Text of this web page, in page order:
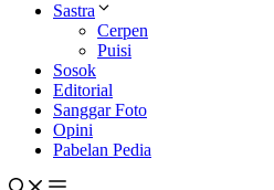
Sastra
Cerpen
Puisi
Sosok
Editorial
Sanggar Foto
Opini
Pabelan Pedia